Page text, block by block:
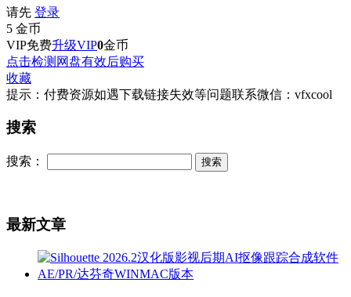
请先 登录
5 金币
VIP免费升级VIP0金币
点击检测网盘有效后购买
收藏
提示：付费资源如遇下载链接失效等问题联系微信：vfxcool
搜索
搜索：
最新文章